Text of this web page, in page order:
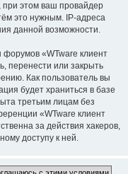
этом ваш провайдер
это нужным. IP-адреса
данной возможности.
«WTware клиент
перенести или закрыть
Как пользователь вы
будет храниться в базе
третьим лицам без
«WTware клиент
за действия хакеров,
доступу к ней.